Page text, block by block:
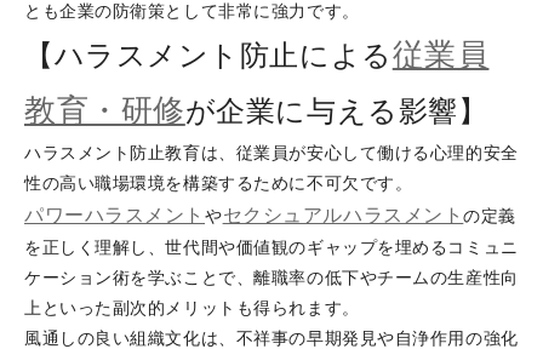
とも企業の防衛策として非常に強力です。
【ハラスメント防止による従業員
教育・研修が企業に与える影響】
ハラスメント防止教育は、従業員が安心して働ける心理的安全
性の高い職場環境を構築するために不可欠です。
パワーハラスメントやセクシュアルハラスメントの定義
を正しく理解し、世代間や価値観のギャップを埋めるコミュニ
ケーション術を学ぶことで、離職率の低下やチームの生産性向
上といった副次的メリットも得られます。
風通しの良い組織文化は、不祥事の早期発見や自浄作用の強化